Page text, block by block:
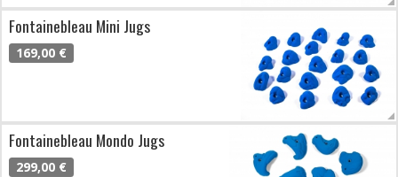
Fontainebleau Mini Jugs
169,00 €
Fontainebleau Mondo Jugs
299,00 €